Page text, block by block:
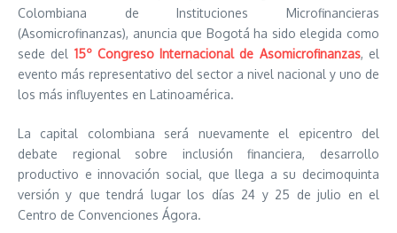
Colombiana de Instituciones Microfinancieras
(Asomicrofinanzas), anuncia que Bogotá ha sido elegida como
sede del 15º Congreso Internacional de Asomicrofinanzas, el
evento más representativo del sector a nivel nacional y uno de
los más influyentes en Latinoamérica.
La capital colombiana será nuevamente el epicentro del
debate regional sobre inclusión financiera, desarrollo
productivo e innovación social, que llega a su decimoquinta
versión y que tendrá lugar los días 24 y 25 de julio en el
Centro de Convenciones Ágora.